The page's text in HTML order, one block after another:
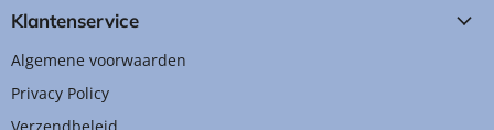
Klantenservice
Algemene voorwaarden
Privacy Policy